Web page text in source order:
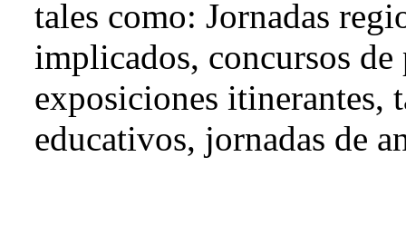
tales como: Jornadas
implicados, concursos
exposiciones itinerantes,
educativos, jornadas de